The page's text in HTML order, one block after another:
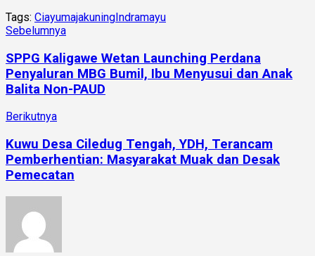
Tags: CiayumajakuningIndramayu
Sebelumnya
SPPG Kaligawe Wetan Launching Perdana
Penyaluran MBG Bumil, Ibu Menyusui dan Anak
Balita Non-PAUD
Berikutnya
Kuwu Desa Ciledug Tengah, YDH, Terancam
Pemberhentian: Masyarakat Muak dan Desak
Pemecatan